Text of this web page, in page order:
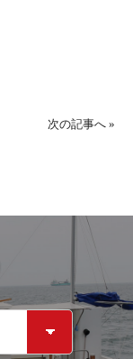
次の記事へ »